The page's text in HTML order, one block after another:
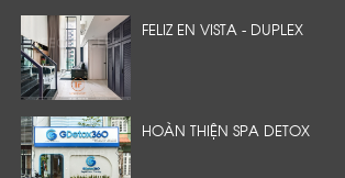
FELIZ EN VISTA - DUPLEX
HOÀN THIỆN SPA DETOX